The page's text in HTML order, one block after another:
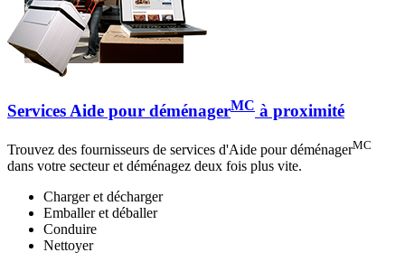
Services Aide pour déménagerMC à proximité
Trouvez des fournisseurs de services d'Aide pour déménagerMC
dans votre secteur et déménagez deux fois plus vite.
Charger et décharger
Emballer et déballer
Conduire
Nettoyer